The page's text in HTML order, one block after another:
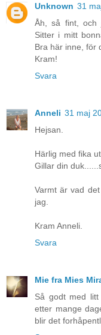
Unknown 31
Åh, så fint, och
Sitter i mitt
Bra här inne, för
Kram!
Svara
Anneli 31 maj
Hejsan.
Härlig med fika
Gillar din
Varmt är vad
jag.
Kram Anneli.
Svara
Mie fra Mies
Så godt med
etter mange
blir det